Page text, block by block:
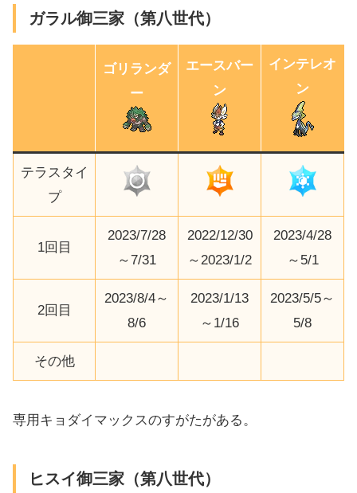
ガラル御三家（第八世代）
ゴリランダ
ー
エースバー
ン
インテレオ
ン
テラスタイ
プ
1回目
2023/7/28
～7/31
2022/12/30
～2023/1/2
2023/4/28
～5/1
2回目
2023/8/4～
8/6
2023/1/13
～1/16
2023/5/5～
5/8
その他
専用キョダイマックスのすがたがある。
ヒスイ御三家（第八世代）